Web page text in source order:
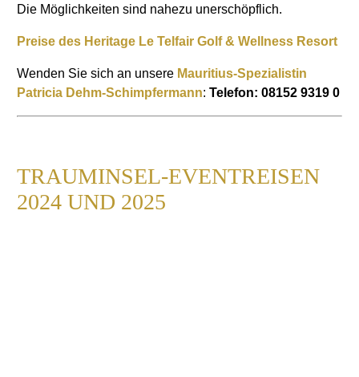
Die Möglichkeiten sind nahezu unerschöpflich.
Preise des Heritage Le Telfair Golf & Wellness Resort
Wenden Sie sich an unsere Mauritius-Spezialistin
Patricia Dehm-Schimpfermann: Telefon: 08152 9319 0
TRAUMINSEL-EVENTREISEN
2024 UND 2025